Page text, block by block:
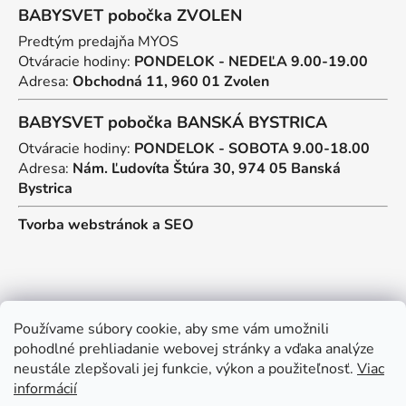
Používame súbory cookie, aby sme vám umožnili
pohodlné prehliadanie webovej stránky a vďaka analýze
neustále zlepšovali jej funkcie, výkon a použiteľnosť. Viac
informácií
BABYSVET pobočka ZVOLEN
Predtým predajňa MYOS
Otváracie hodiny: PONDELOK - NEDEĽA 9.00-19.00
Adresa: Obchodná 11, 960 01 Zvolen
BABYSVET pobočka BANSKÁ BYSTRICA
Otváracie hodiny: PONDELOK - SOBOTA 9.00-18.00
Adresa: Nám. Ľudovíta Štúra 30, 974 05 Banská
Bystrica
Tvorba webstránok a SEO
Kontakt
predajna@myos.sk